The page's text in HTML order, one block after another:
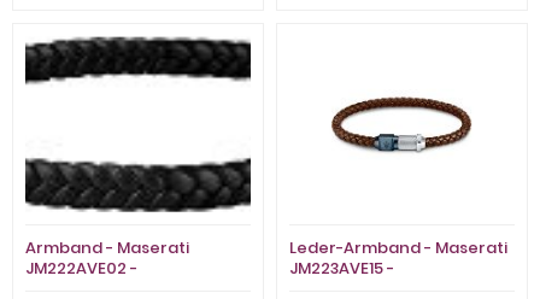
Armband - Maserati
JM222AVE02 -
Leder-Armband - Maserati
JM223AVE15 -